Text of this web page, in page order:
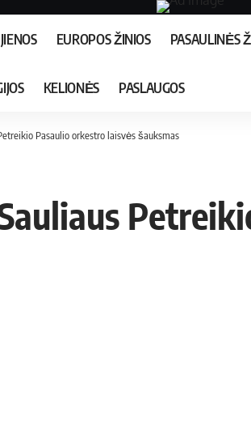
EUROPOS ŽINIOS PASAULINĖS
KELIONĖS PASLAUGOS
Pasaulio orkestro laisvės šauksmas